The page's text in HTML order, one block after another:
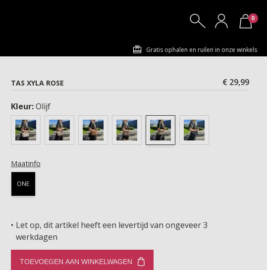
0
Gratis ophalen en ruilen in onze winkels
TAS XYLA ROSE
€ 29,99
Kleur:Olijf
Maatinfo
ONE
Let op, dit artikel heeft een levertijd van ongeveer 3
werkdagen
TOEVOEGEN AAN WINKELWAGEN